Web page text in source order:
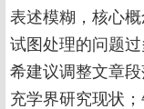
表述模糊，核心
试图处理的问题
希建议调整文章
充学界研究现状